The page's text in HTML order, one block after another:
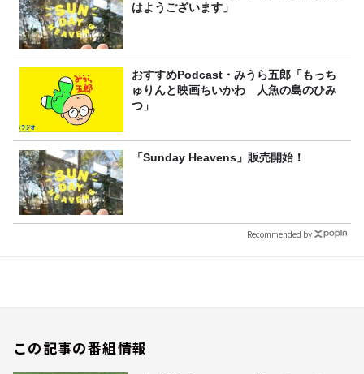
はようございます」
おすすめPodcast・みうら五郎「もっち
ゅりんと映画ちいかわ 人魚の島のひみ
つ」
「Sunday Heavens」販売開始！
Recommended by
この記事の番組情報